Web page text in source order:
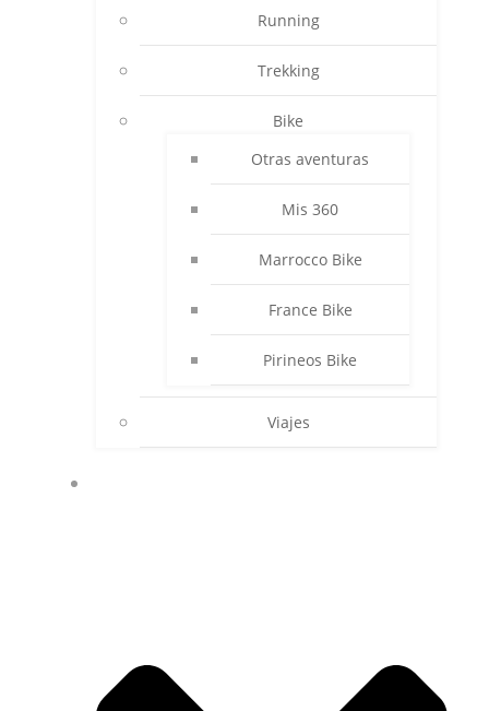
Running
Trekking
Bike
Otras aventuras
Mis 360
Marrocco Bike
France Bike
Pirineos Bike
Viajes